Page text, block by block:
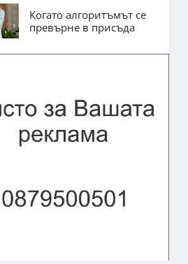
Когато алгоритъмът се
превърне в присъда